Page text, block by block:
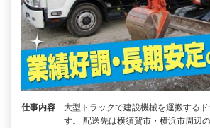
仕事内容
大型トラックで建設機械を運搬する
す。 配送先は横須賀市・横浜市周辺